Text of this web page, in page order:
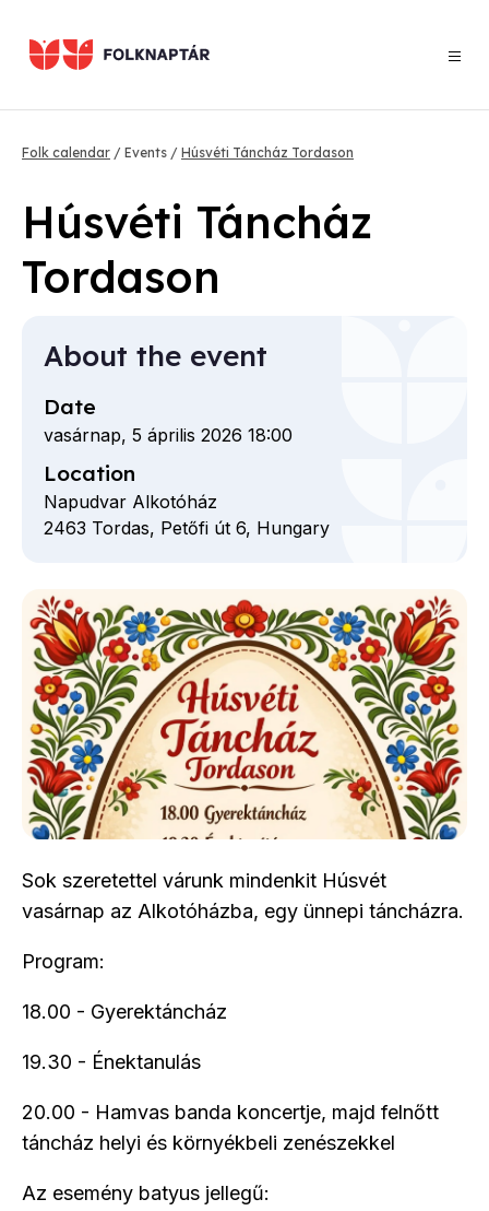
main
content
Breadcrumb
Folk calendar Events Húsvéti Táncház Tordason
Húsvéti Táncház
Tordason
Sok szeretettel várunk mindenkit Húsvét
vasárnap az Alkotóházba, egy ünnepi táncházra.
Program:
18.00 - Gyerektáncház
19.30 - Énektanulás
20.00 - Hamvas banda koncertje, majd felnőtt
táncház helyi és környékbeli zenészekkel
Az esemény batyus jellegű:
About the event
Date
vasárnap, 5 április 2026 18:00
Location
Napudvar Alkotóház
2463 Tordas, Petőfi út 6, Hungary